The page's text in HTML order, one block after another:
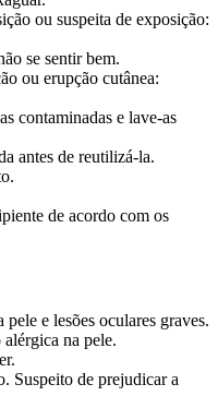
ou suspeita de exposição:
se sentir bem.
ou erupção cutânea:
contaminadas e lave-as
antes de reutilizá-la.
de acordo com os
e lesões oculares graves.
na pele.
Suspeito de prejudicar a